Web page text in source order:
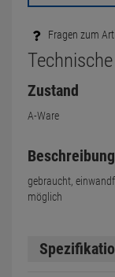
Fragen zum
Zustand
A-Ware
Beschreibung
gebraucht,
möglich